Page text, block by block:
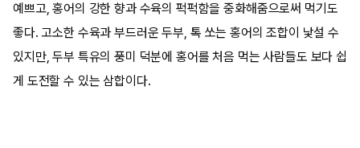
예쁘고, 홍어의 강한 향과 수육의 퍽퍽함을 중화해줌으로써 먹기도
좋다. 고소한 수육과 부드러운 두부, 톡 쏘는 홍어의 조합이 낯설 수
있지만, 두부 특유의 풍미 덕분에 홍어를 처음 먹는 사람들도 보다 쉽
게 도전할 수 있는 삼합이다.